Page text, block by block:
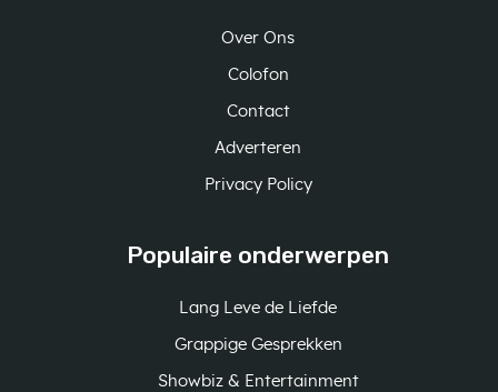
Over Ons
Colofon
Contact
Adverteren
Privacy Policy
Populaire onderwerpen
Lang Leve de Liefde
Grappige Gesprekken
Showbiz & Entertainment